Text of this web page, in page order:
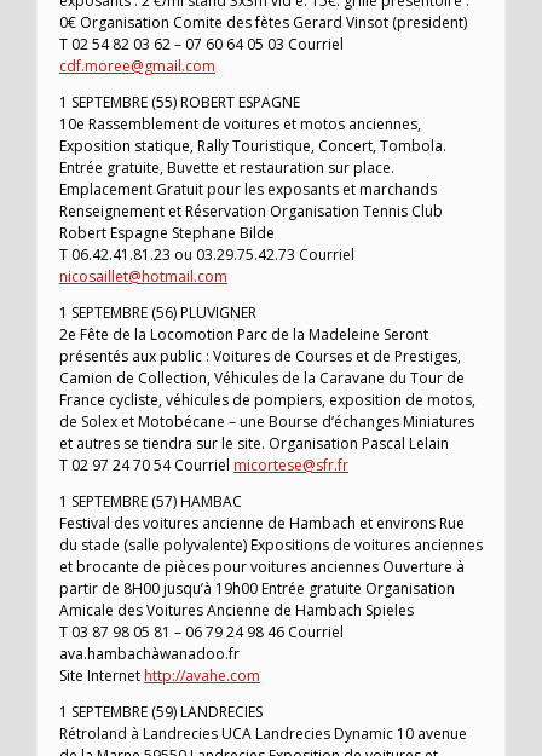
0€ Organisation Comite des fètes Gerard Vinsot (president)
T 02 54 82 03 62 – 07 60 64 05 03 Courriel
cdf.moree@gmail.com
1 SEPTEMBRE (55) ROBERT ESPAGNE
10e Rassemblement de voitures et motos anciennes,
Exposition statique, Rally Touristique, Concert, Tombola.
Entrée gratuite, Buvette et restauration sur place.
Emplacement Gratuit pour les exposants et marchands
Renseignement et Réservation Organisation Tennis Club
Robert Espagne Stephane Bilde
T 06.42.41.81.23 ou 03.29.75.42.73 Courriel
nicosaillet@hotmail.com
1 SEPTEMBRE (56) PLUVIGNER
2e Fête de la Locomotion Parc de la Madeleine Seront
présentés aux public : Voitures de Courses et de Prestiges,
Camion de Collection, Véhicules de la Caravane du Tour de
France cycliste, véhicules de pompiers, exposition de motos,
de Solex et Motobécane – une Bourse d’échanges Miniatures
et autres se tiendra sur le site. Organisation Pascal Lelain
T 02 97 24 70 54 Courriel micortese@sfr.fr
1 SEPTEMBRE (57) HAMBAC
Festival des voitures ancienne de Hambach et environs Rue
du stade (salle polyvalente) Expositions de voitures anciennes
et brocante de pièces pour voitures anciennes Ouverture à
partir de 8H00 jusqu’à 19h00 Entrée gratuite Organisation
Amicale des Voitures Ancienne de Hambach Spieles
T 03 87 98 05 81 – 06 79 24 98 46 Courriel
ava.hambachàwanadoo.fr
Site Internethttp://avahe.com
1 SEPTEMBRE (59) LANDRECIES
Rétroland à Landrecies UCA Landrecies Dynamic 10 avenue